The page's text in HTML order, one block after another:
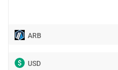
ARB
USD
$